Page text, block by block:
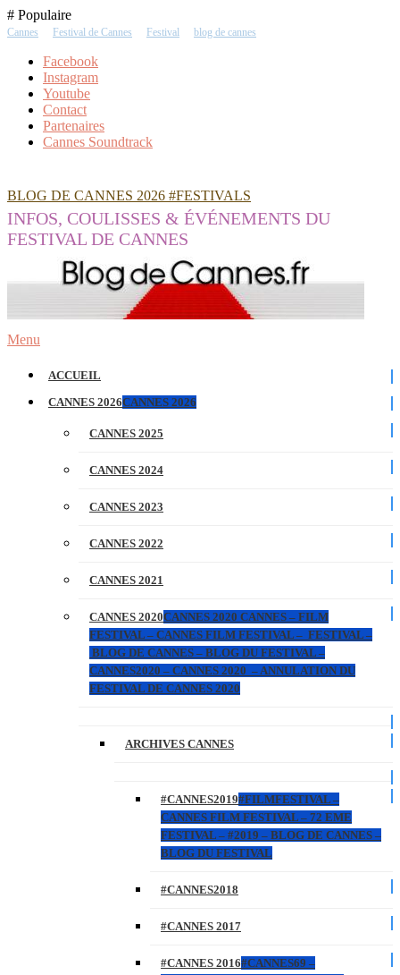
Skip
To
# Populaire
Cannes Festival de Cannes Festival blog de cannes
Facebook
Instagram
Youtube
Contact
Partenaires
Cannes Soundtrack
BLOG DE CANNES 2026 #FESTIVALS
INFOS, COULISSES & ÉVÉNEMENTS DU
FESTIVAL DE CANNES
Menu
ACCUEIL
CANNES 2026CANNES 2026
CANNES 2025
CANNES 2024
CANNES 2023
CANNES 2022
CANNES 2021
CANNES 2020CANNES 2020 CANNES – FILM
FESTIVAL – CANNES FILM FESTIVAL – FESTIVAL –
BLOG DE CANNES – BLOG DU FESTIVAL –
CANNES2020 – CANNES 2020 – ANNULATION DU
FESTIVAL DE CANNES 2020
ARCHIVES CANNES
#CANNES2019#FILMFESTIVAL –
CANNES FILM FESTIVAL – 72 EME
FESTIVAL – #2019 – BLOG DE CANNES –
BLOG DU FESTIVAL
#CANNES2018
#CANNES 2017
#CANNES 2016#CANNES69 –